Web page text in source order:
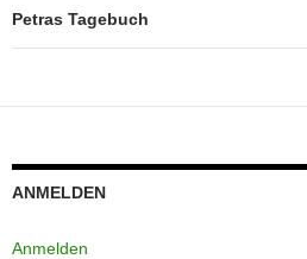
Petras Tagebuch
ANMELDEN
Anmelden